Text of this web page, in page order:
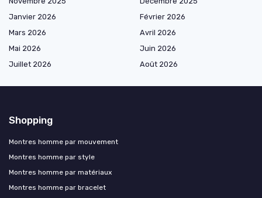
Janvier 2026
Février 2026
Mars 2026
Avril 2026
Mai 2026
Juin 2026
Juillet 2026
Août 2026
Shopping
Montres homme par mouvement
Montres homme par style
Montres homme par matériaux
Montres homme par bracelet